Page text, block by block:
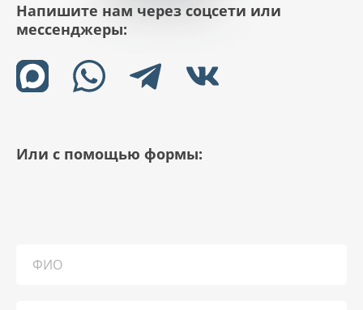
Напишите нам через соцсети или
мессенджеры:
Или с помощью формы: